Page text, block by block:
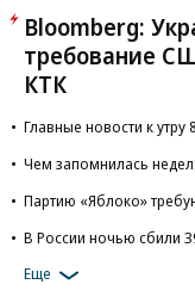
Bloomberg:
требование
КТК
Главные новости к утру
Чем запомнилась
Партию «Яблоко»
В России ночью сбили
Еще